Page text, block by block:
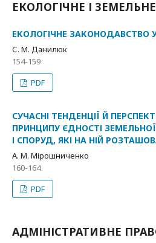
ЕКОЛОГІЧНЕ І
ЕКОЛОГІЧНЕ ЗАКОНОДАВСТВО
С. М. Данилюк
154-159
PDF
СУЧАСНІ ТЕНДЕНЦІЇ Й
ПРИНЦИПУ ЄДНОСТІ
І СПОРУД, ЯКІ НА НІЙ
А. М. Мірошниченко
160-164
PDF
АДМІНІСТРАТИВНЕ